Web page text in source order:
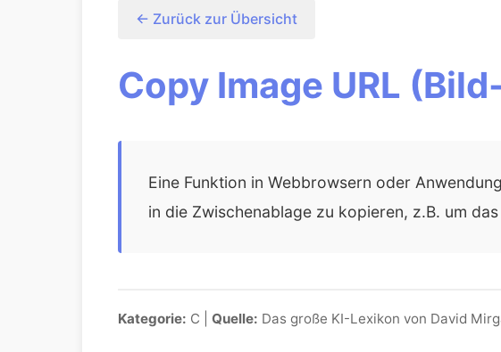
← Zurück zur Übersicht
Copy Image URL
Eine Funktion in Webbrowsern oder
in die Zwischenablage zu kopieren, z.B. um
Kategorie: C | Quelle: Das große KI-Lexikon von David